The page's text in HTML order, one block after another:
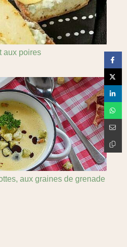
aux poires
aux graines de grenade